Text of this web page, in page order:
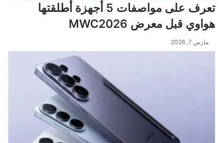
تعرف على مواصفات 5 أجهزة أطلقتها
هواوي قبل معرض MWC2026
مارس 7, 2026